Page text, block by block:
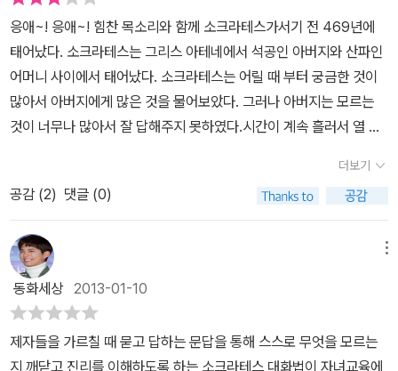
없기 때문에 물 속 식구들은 그저 상상만 하면서 살고 있답니다. 어
느 날 아고라에 나타난 여행객 날치 프로타고라스는 아고라가 세상의
전부인 줄 알았던 어린 물고기들에게 세상에 대해 알려주고, 그 세상
의 중심이 바로 나 자신이라고 알려주기 시작합니다. 어린 물고기와
소라게들은 프로타고라스에게서 배운 대로 세상의 중심은 나이기 때
문에 내 마음대로 행동하거나, 소라게들이 옷을 벗고 다니거나 친구
들의 껍질을 빼앗아 입는 등의 행동을 하게 되고 아고라의 질서는 무
너지게 된답니다. 아고라의 어린 물고기들이 세상밖을 보기 위해 나
질서를 잡기 위해 거북할멈 피테이아에게 자문을 구하지만, 가장 지
혜로운 자를 찾아 물어보라는 답을 듣게 된답니다. 아고라에서 못생
기지만 많은 것을 알고 있는 달팽이 소크라테스가 궁금해졌던 작은
소라게 플라톤은 소크라테스를 찾아가 큰 고래가 찾는다는 로고스에
대해 질문을 합니다. 하지만 소크라테스는 로고스에 대한 답은 알려
주기커녕 , 플라톤에게 맛있는 밥과 달디단 잠을 자도록 권유한답니
응애~! 응애~! 힘찬 목소리와 함께 소크라테스가서기 전 469년에
태어났다. 소크라테스는 그리스 아테네에서 석공인 아버지와 산파인
어머니 사이에서 태어났다. 소크라테스는 어릴 때 부터 궁금한 것이
많아서 아버지에게 많은 것을 물어보았다. 그러나 아버지는 모르는
것이 너무나 많아서 잘 답해주지 못하였다.시간이 계속 흘러서 열 여
신전이라고도 함)에 가려는데 옷을 보고 판단한 사람들은 빨리 나가
라고 하며 끌어냈다. 그 때 소크라테스는 겉모습만 보고 판단하는 것
을 뭐라고 하려고 하였다. 그런데 그 때였다.델포이의 신전 기둥에 쓰
여져 있던 말이었지만 소크라테스는 그 때 '너 자신을알라!'라는 말을
보았다. 그래서 죽을 때까지 자신 관리는 정말 잘했다고 한다.그러던
어느 날이었다. 아테네와 스파르타의 전쟁이 벌어졌다. 소크라테스는
아테네와 스파르타의 전쟁에 출전해서 큰 공을 세웠다. 그 큰 공은 '전
쟁터라도 생각을 멍추지 말고 지혜를 구하려고 애쓰면 우리는 반드시
더보기
공감 (2) 댓글 (0)
동화세상2013-01-10
제자들을 가르칠 때 묻고 답하는 문답을 통해 스스로 무엇을 모르는
지 깨닫고 진리를 이해하도록 하는 소크라테스 대화법이 자녀교육에